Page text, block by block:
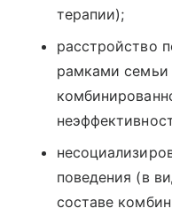
терапии);
расстройство
рамками семьи
поведения (в
составе